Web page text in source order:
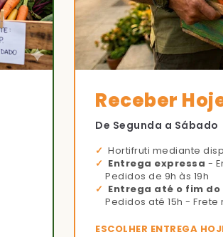
Receber
De Segunda a Sábado
Hortifruti mediante
Entrega expressa -
Pedidos de 9h às 19h
Entrega até o fim
Pedidos até 15h - Frete
ESCOLHER ENTREGA